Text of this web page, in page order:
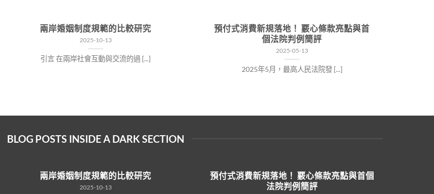
兩岸婚姻制度規範的比較研究
2025-10-13
引言 在兩岸社會互動與交流的過 [...]
預付式消費新規落地！ 覈心條款亮點與首
個法院判例簡評
2025-05-13
2025年5月，最高人民法院發 [...]
BLOG POSTS INSIDE A DARK SECTION
兩岸婚姻制度規範的比較研究
2025-10-13
預付式消費新規落地！ 覈心條款亮點與首個
法院判例簡評